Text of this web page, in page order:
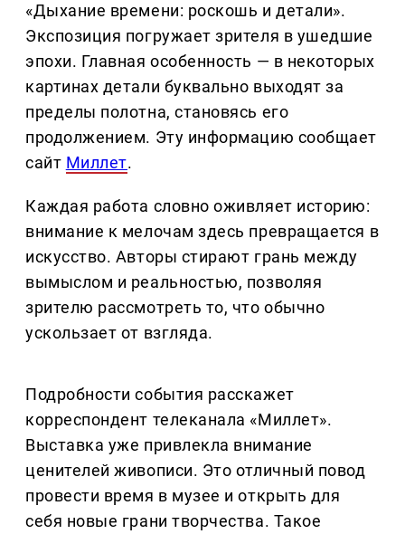
«Дыхание времени: роскошь и детали».
Экспозиция погружает зрителя в ушедшие
эпохи. Главная особенность — в некоторых
картинах детали буквально выходят за
пределы полотна, становясь его
продолжением. Эту информацию сообщает
сайт Миллет.
Каждая работа словно оживляет историю:
внимание к мелочам здесь превращается в
искусство. Авторы стирают грань между
вымыслом и реальностью, позволяя
зрителю рассмотреть то, что обычно
ускользает от взгляда.
Подробности события расскажет
корреспондент телеканала «Миллет».
Выставка уже привлекла внимание
ценителей живописи. Это отличный повод
провести время в музее и открыть для
себя новые грани творчества. Такое